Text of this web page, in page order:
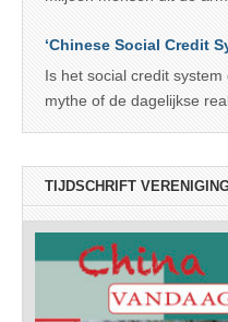
‘Chinese Social Credit
Is het social credit
mythe of de dagelijkse
TIJDSCHRIFT